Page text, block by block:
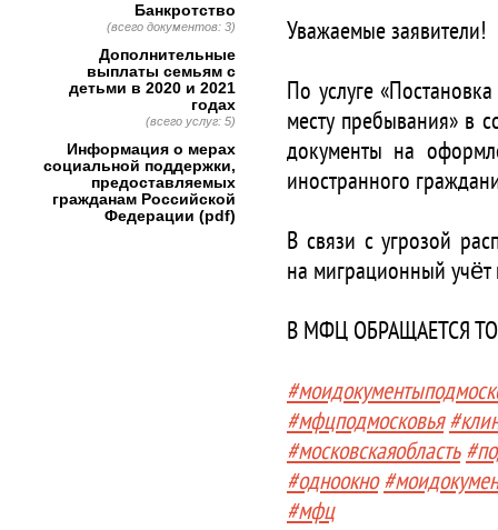
Уважаемые заявители!
По услуге
месту пребывания» в
документы на
иностранного
В связи с угрозой
на миграционный
В МФЦ ОБРАЩАЕТСЯ
#мфцподмосковья
#московскаяобласть
#одноокно
#мфц
Банкротство
(всего документов: 3)
Дополнительные
выплаты семьям с
детьми в 2020 и 2021
годах
(всего услуг: 5)
Информация о мерах
социальной поддержки,
предоставляемых
гражданам Российской
Федерации (pdf)